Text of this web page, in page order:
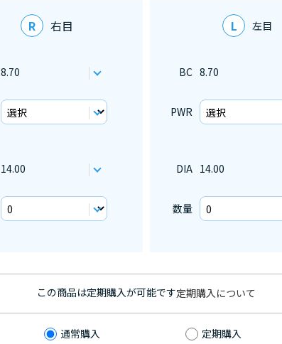
R 右目 L 左目
8.70 BC 8.70
PWR
14.00 DIA 14.00
数量
この商品は定期購入が可能です定期購入について
通常購入 定期購入